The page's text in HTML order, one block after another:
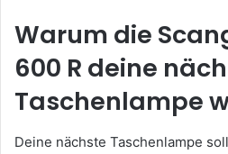
Warum die
600 R deine
Taschenlampe
Deine nächste Taschenlampe